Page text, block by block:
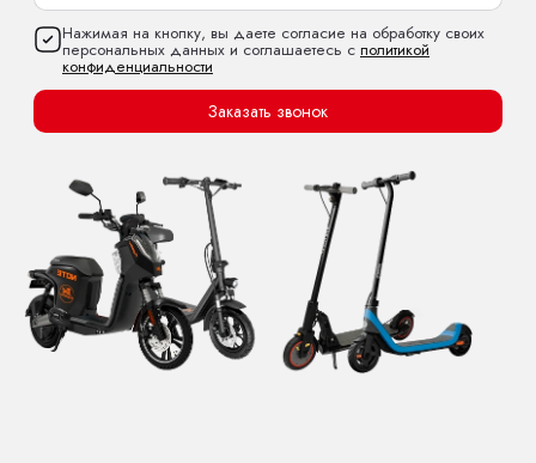
Нажимая на кнопку, вы даете согласие на обработку своих
персональных данных и соглашаетесь с политикой
конфиденциальности
Заказать звонок